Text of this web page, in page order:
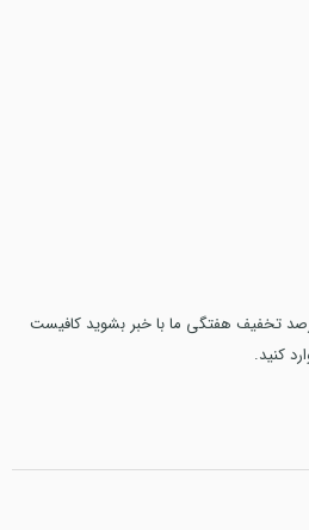
ما عضو شوید و از 70 درصد تخفیف هفتگی ما با خبر بشوید کافیست
کنید.